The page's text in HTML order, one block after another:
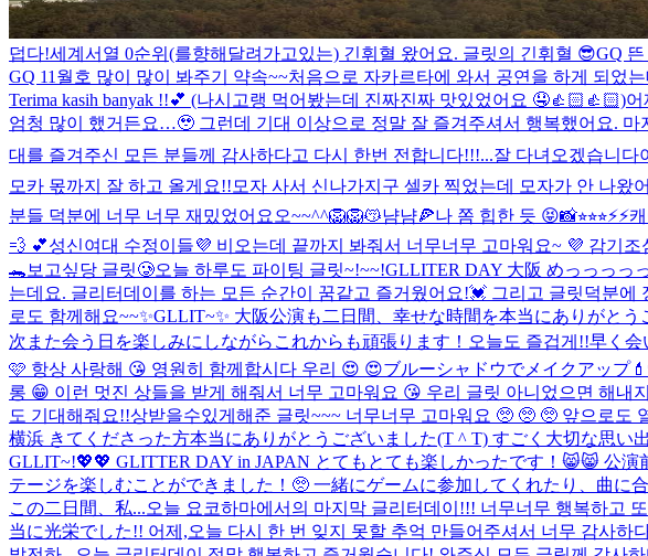
덥다!세계서열 0순위(를향해달려가고있는) 긴휘혈 왔어요. 글릿의 긴휘혈 😎GQ
GQ 11월호 많이 많이 봐주기 약속~~처음으로 자카르타에 와서 공연을 하게 되었
Terima kasih banyak !!💕 (나시고랭 먹어봤는데 진짜진짜 맛있었어요 🤤👍🏻👍🏻)어
엄청 많이 했거든요…🥹 그런데 기대 이상으로 정말 잘 즐겨주셔서 행복했어요.
대를 즐겨주신 모든 분들께 감사하다고 다시 한번 전합니다!!!...잘 다녀오겠습니다
모카 몫까지 잘 하고 올게요!! 모자 사서 신나가지구 셀카 찍었는데 모자가 안 나왔
분들 덕분에 너무 너무 재밌었어요오~~^^🦁🦁😽냠냠🍕나 쫌 힙한 듯 😝📸⭐︎⭐︎⭐︎⚡️⚡️
💨 💕성신여대 수정이들💜 비오는데 끝까지 봐줘서 너무너무 고마워요~ 💜 감기조
🐊 보고싶당 글릿🥲오늘 하루도 파이팅 글릿~!~~!GLLITER DAY 大阪 めっっっっ
는데요. 글리터데이를 하는 모든 순간이 꿈같고 즐거웠어요!💓​ 그리고 글릿덕분
로도 함께해요~~✨​GLLIT~✨ 大阪公演も二日間、幸せな時間を本当にありがと
次また会う日を楽しみにしながらこれからも頑張ります！ 오늘도 즐겁게!!早く会
🩷 항상 사랑해 😘 영원히 함께합시다 우리 😍 😍ブルーシャドウでメイクアップ
롱 😁 이런 멋진 상들을 받게 해줘서 너무 고마워요 😘 우리 글릿 아니었으면 해
도 기대해줘요!!상받을수있게해준 글릿~~~ 너무너무 고마워요 🥺 🥺 🥺 앞으로도
横浜 きてくださった方本当にありがとうございました(T ^ T) すごく大切な思
GLLIT~!💖💖 GLITTER DAY in JAPAN とてもとても楽しかったです！😸😸 公
テージを楽しむことができました！🥺 一緒にゲームに参加してくれたり、曲
この二日間、私...오늘 요코하마에서의 마지막 글리터데이!!! 너무너무 행복하고
当に光栄でした!! 어제,오늘 다시 한 번 잊지 못할 추억 만들어주셔서 너무 감사